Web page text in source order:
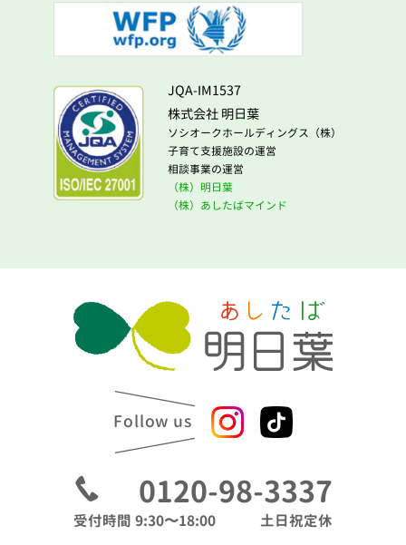
JQA-IM1537
株式会社 明日葉
ソシオークホールディングス（株）
子育て支援施設の運営
相談事業の運営
（株）明日葉
（株）あしたばマインド
Follow us
0120-98-3337
受付時間 9:30〜18:00 土日祝定休